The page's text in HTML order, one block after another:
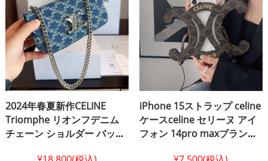
2024年春夏新作CELINE
Triomphe リオンフデニム
チェーン ショルダー バッグ
iPhone 15ストラップ celine
ケースceline セリーヌ アイ
フォン 14pro maxブランド